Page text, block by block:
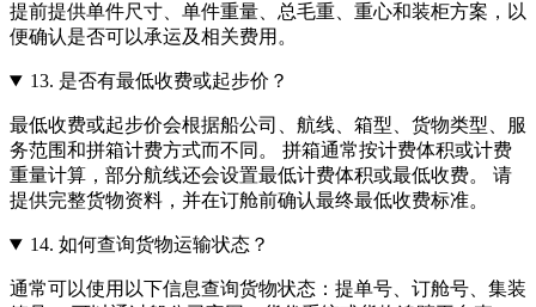
提前提供单件尺寸、单件重量、总毛重、重心和装柜方案，以
便确认是否可以承运及相关费用。
13. 是否有最低收费或起步价？
最低收费或起步价会根据船公司、航线、箱型、货物类型、服
务范围和拼箱计费方式而不同。 拼箱通常按计费体积或计费
重量计算，部分航线还会设置最低计费体积或最低收费。 请
提供完整货物资料，并在订舱前确认最终最低收费标准。
14. 如何查询货物运输状态？
通常可以使用以下信息查询货物状态：提单号、订舱号、集装